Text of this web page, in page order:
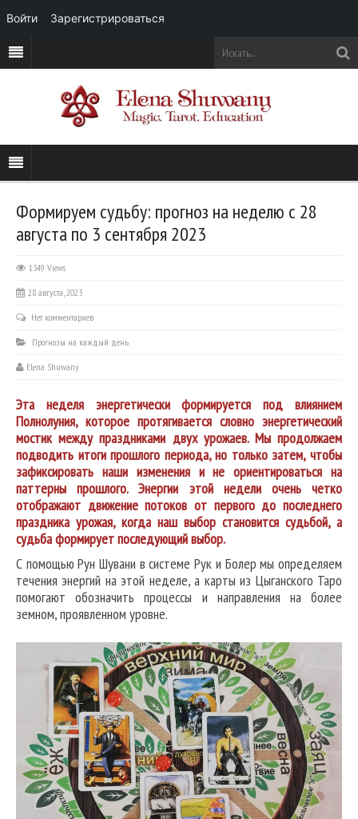
Формируем судьбу: прогноз на неделю с 28
августа по 3 сентября 2023
1349 Views
28 августа, 2023
Нет комментариев
Прогнозы на каждый день
Elena Shuwany
Эта неделя энергетически формируется под влиянием
Полнолуния, которое протягивается словно энергетический
мостик между праздниками двух урожаев. Мы продолжаем
подводить итоги прошлого периода, но только затем, чтобы
зафиксировать наши изменения и не ориентироваться на
паттерны прошлого. Энергии этой недели очень четко
отображают движение потоков от первого до последнего
праздника урожая, когда наш выбор становится судьбой, а
судьба формирует последующий выбор.
С помощью Рун Шувани в системе Рук и Болер мы определяем
течения энергий на этой неделе, а карты из Цыганского Таро
помогают обозначить процессы и направления на более
земном, проявленном уровне.
Войти Зарегистрироваться